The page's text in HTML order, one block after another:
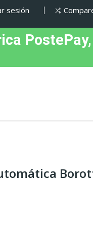
sesión
PostePay,